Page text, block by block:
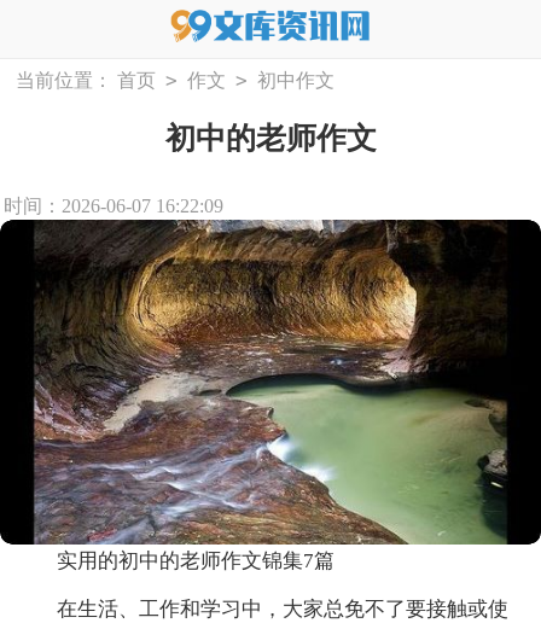
当前位置： 首页 > 作文 > 初中作文
初中的老师作文
时间：2026-06-07 16:22:09
实用的初中的老师作文锦集7篇
在生活、工作和学习中，大家总免不了要接触或使